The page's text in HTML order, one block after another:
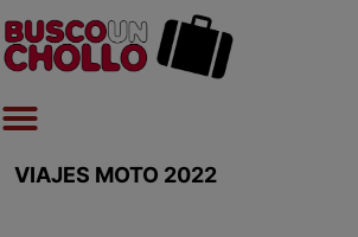
VIAJES MOTO 2022